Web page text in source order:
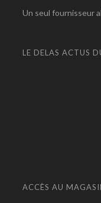
Un seul fournisseur
LE DELAS ACTUS
ACCÈS AU